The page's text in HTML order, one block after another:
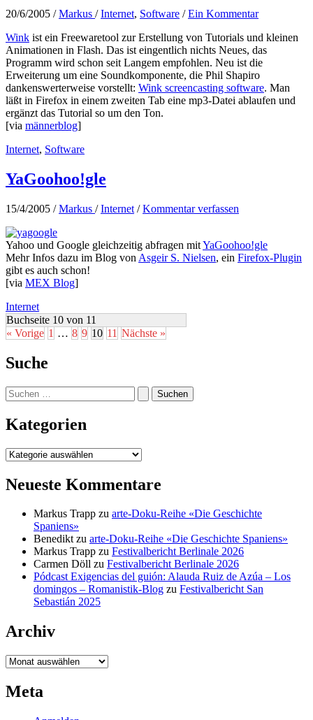
20/6/2005 /Markus /Internet, Software /Ein Kommentar
Wink ist ein Freewaretool zur Erstellung von Tutorials und kleinen
Animationen in Flash. Das ist eingentlich nichts Neues, das
Programm wird schon seit Langem empfohlen. Neu ist die
Erweiterung um eine Soundkomponente, die Phil Shapiro
dankenswerterweise vorstellt: Wink screencasting software. Man
läßt in Firefox in einem zweiten Tab eine mp3-Datei ablaufen und
ergänzt das Tutorial so um den Ton.
[via männerblog]
Internet, Software
YaGoohoo!gle
15/4/2005 /Markus /Internet /Kommentar verfassen
Yahoo und Google gleichzeitig abfragen mitYaGoohoo!gle
Mehr Infos dazu im Blog von Asgeir S. Nielsen, ein Firefox-Plugin
gibt es auch schon!
[via MEX Blog]
Internet
Buchseite 10 von 11
« Vorige 1 … 8 9 10 11 Nächste »
Suche
Suchen
nach:
Kategorien
Kategorien
Neueste Kommentare
Markus Trapp zu arte-Doku-Reihe «Die Geschichte
Spaniens»
Benediktzu arte-Doku-Reihe «Die Geschichte Spaniens»
Markus Trapp zu Festivalbericht Berlinale 2026
Carmen Döll zu Festivalbericht Berlinale 2026
Pódcast Exigencias del guión: Alauda Ruiz de Azúa – Los
domingos – Romanistik-Blog zu Festivalbericht San
Sebastián 2025
Archiv
Archiv
Meta